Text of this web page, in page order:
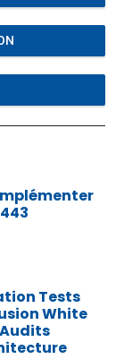
Tests
White